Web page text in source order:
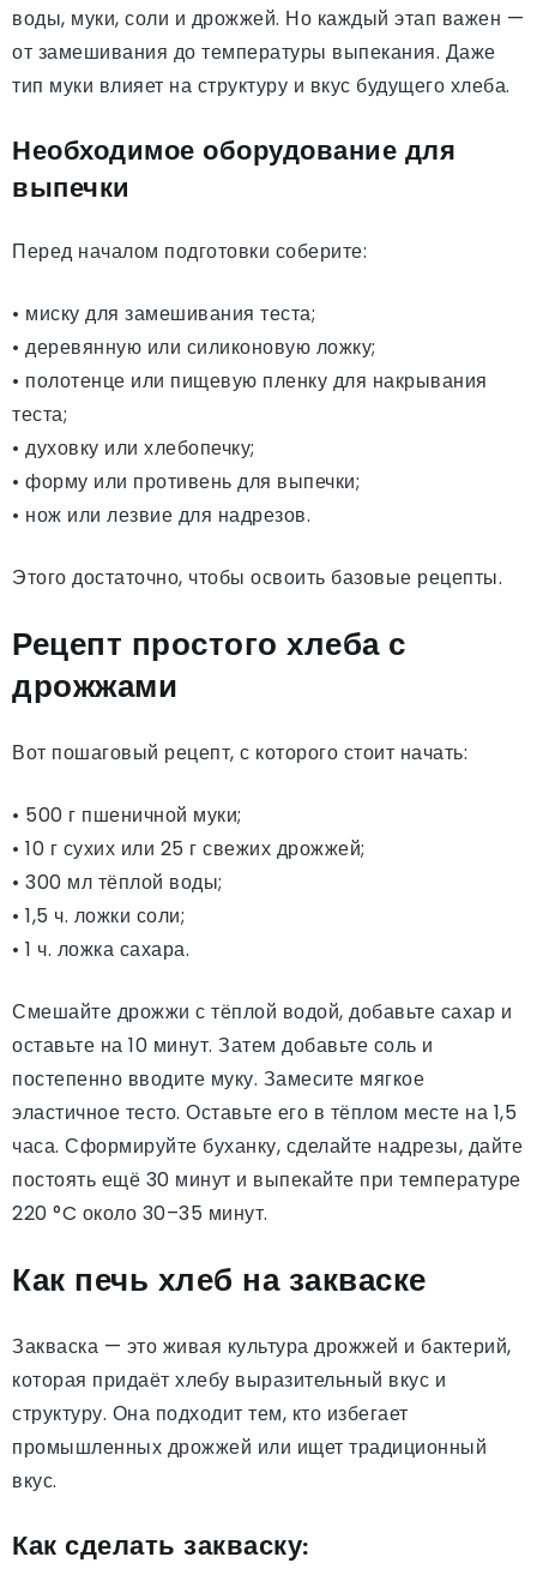
воды, муки, соли и дрожжей. Но каждый этап важен —
от замешивания до температуры выпекания. Даже
тип муки влияет на структуру и вкус будущего хлеба.
Необходимое оборудование для
выпечки
Перед началом подготовки соберите:
• миску для замешивания теста;
• деревянную или силиконовую ложку;
• полотенце или пищевую пленку для накрывания
теста;
• духовку или хлебопечку;
• форму или противень для выпечки;
• нож или лезвие для надрезов.
Этого достаточно, чтобы освоить базовые рецепты.
Рецепт простого хлеба с
дрожжами
Вот пошаговый рецепт, с которого стоит начать:
• 500 г пшеничной муки;
• 10 г сухих или 25 г свежих дрожжей;
• 300 мл тёплой воды;
• 1,5 ч. ложки соли;
• 1 ч. ложка сахара.
Смешайте дрожжи с тёплой водой, добавьте сахар и
оставьте на 10 минут. Затем добавьте соль и
постепенно вводите муку. Замесите мягкое
эластичное тесто. Оставьте его в тёплом месте на 1,5
часа. Сформируйте буханку, сделайте надрезы, дайте
постоять ещё 30 минут и выпекайте при температуре
220 °C около 30–35 минут.
Как печь хлеб на закваске
Закваска — это живая культура дрожжей и бактерий,
которая придаёт хлебу выразительный вкус и
структуру. Она подходит тем, кто избегает
промышленных дрожжей или ищет традиционный
вкус.
Как сделать закваску: